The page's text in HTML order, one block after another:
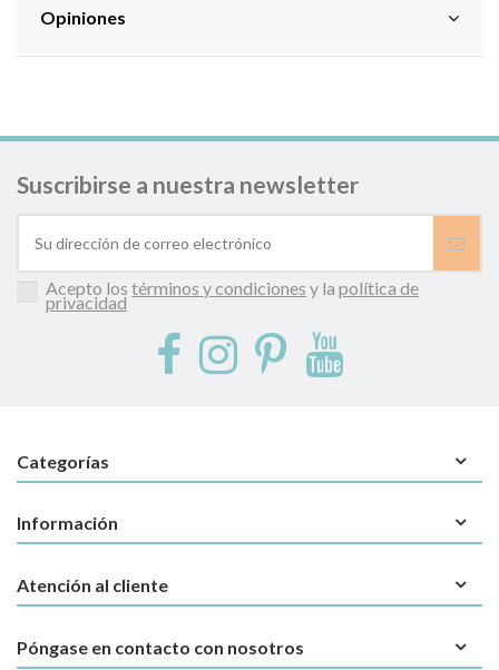
Opiniones
Suscribirse a nuestra newsletter
Acepto lostérminos y condiciones y lapolítica de
privacidad
Categorías
Información
Atención al cliente
Póngase en contacto con nosotros